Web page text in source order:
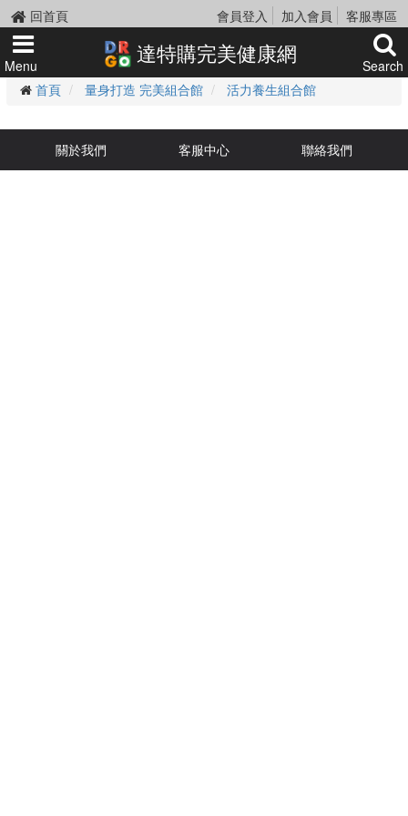
回首頁 會員登入 加入會員 客服專區
Menu 達特購完美健康網
Search
首頁
量身打造 完美組合館 活力養生組合館
關於我們 客服中心 聯絡我們